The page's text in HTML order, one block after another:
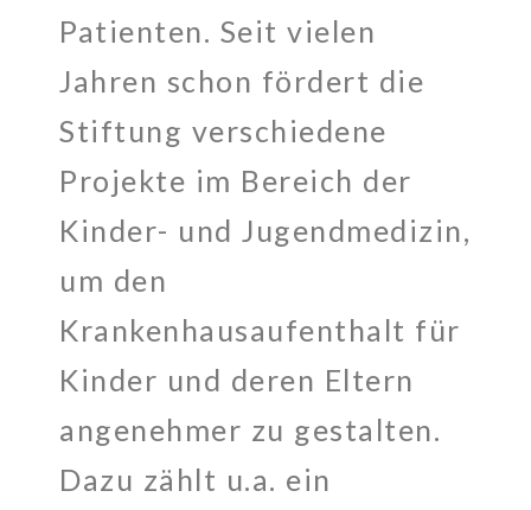
Patienten. Seit vielen
Jahren schon fördert die
Stiftung verschiedene
Projekte im Bereich der
Kinder- und Jugendmedizin,
um den
Krankenhausaufenthalt für
Kinder und deren Eltern
angenehmer zu gestalten.
Dazu zählt u.a. ein